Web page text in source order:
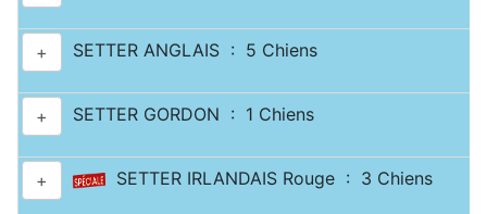
+ SETTER ANGLAIS : 5 Chiens
+ SETTER GORDON : 1 Chiens
+ SETTER IRLANDAIS Rouge : 3 Chiens